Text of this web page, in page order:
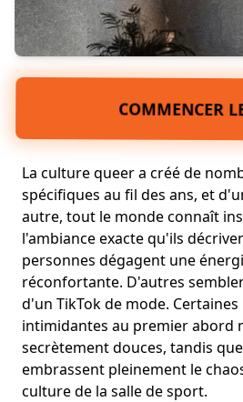
COMMENCER
La culture queer a créé de
spécifiques au fil des ans, et
autre, tout le monde connaît
l'ambiance exacte qu'ils
personnes dégagent une
réconfortante. D'autres
d'un TikTok de mode.
intimidantes au premier abord
secrètement douces, tandis
embrassent pleinement le
culture de la salle de sport.